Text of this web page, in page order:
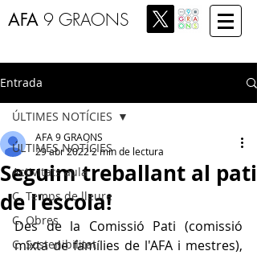
AFA 9 GRAONS
Entrada
ÚLTIMES NOTÍCIES
Activitats aula
C. Temps de lleure
C. Obres
C. Sostenibilitat
ÚLTIMES NOTÍCIES
Seguim treballant al pati
de l'escola!
AFA 9 GRAONS
29 abr 2022 2 min de lectura
Des de la Comissió Pati (comissió
mixta de famílies de l'AFA i mestres),